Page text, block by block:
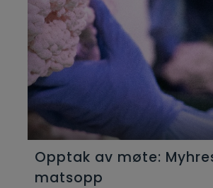
Opptak av møte:
matsopp